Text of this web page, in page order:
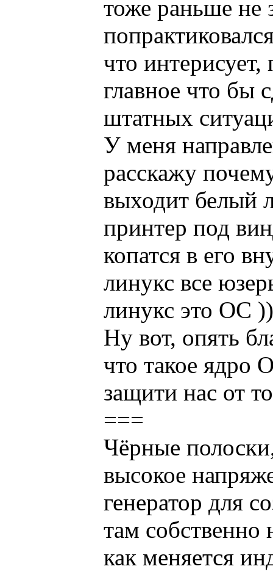
тоже раньше не
что
главное что бы
штатных
У меня
расскажу
выходит белый
принтер под
копатся в его
линукс все
линукс это ОС
Ну вот, опять
что такое
защити нас от
===
Чёрные
высокое
генератор для
там собственно
как меняется